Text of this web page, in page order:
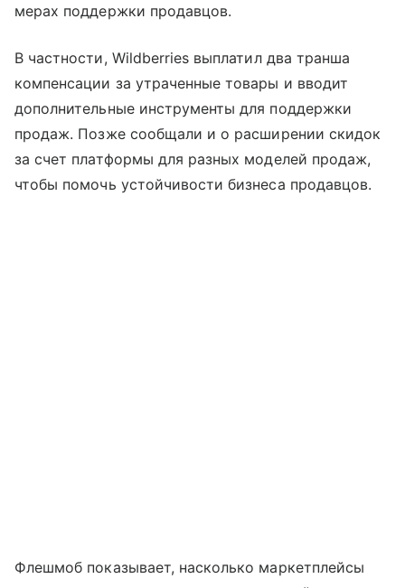
мерах поддержки продавцов.
В частности, Wildberries выплатил два транша
компенсации за утраченные товары и вводит
дополнительные инструменты для поддержки
продаж. Позже сообщали и о расширении скидок
за счет платформы для разных моделей продаж,
чтобы помочь устойчивости бизнеса продавцов.
Флешмоб показывает, насколько маркетплейсы